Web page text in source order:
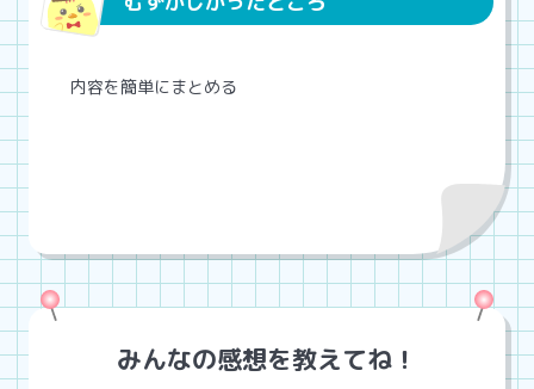
内容を簡単にまとめる
みんなの感想を教えてね！